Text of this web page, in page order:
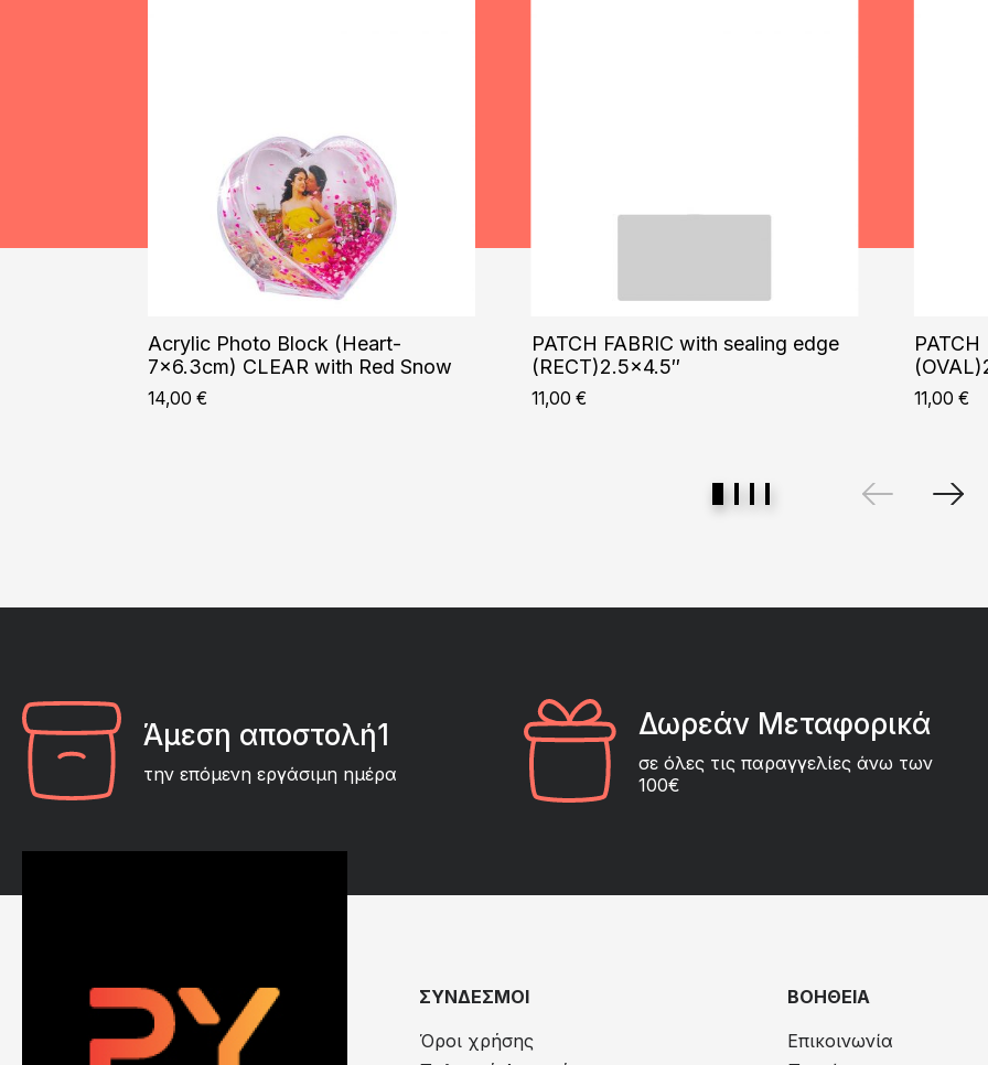
Acrylic Photo Block (Heart-
7×6.3cm) CLEAR with Red Snow
14,00€
PATCH FABRIC with sealing edge
(RECT)2.5×4.5″
11,00 € 11,00€
Άμεση αποστολή1
την επόμενη εργάσιμη ημέρα
Δωρεάν Μεταφορικά
σε όλες τις παραγγελίες άνω των
100€
ΣΥΝΔΕΣΜΟΙ
Όροι χρήσης
ΒΟΗΘΕΙΑ
Επικοινωνία